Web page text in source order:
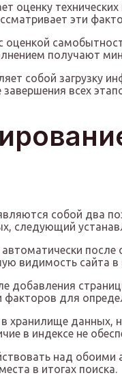
оценку
эти
оценкой
получают
собой загрузку
всех
собой два
следующий
видимость сайта
добавления
факторов для
хранилище данных,
в индексе не
над обоими
в итогах поиска.